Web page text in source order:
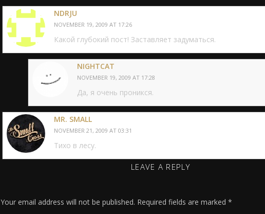
NDRJU
NOVEMBER 19, 2009 AT 17:26
Какой глубокий пост! Заставляет задуматься.
NIGHTCAT
NOVEMBER 19, 2009 AT 17:28
Да, я очень проникся.
MR. SMALL
NOVEMBER 21, 2009 AT 03:31
Тихо в лесу.
LEAVE A REPLY
Your email address will not be published. Required fields are marked *